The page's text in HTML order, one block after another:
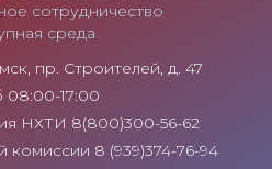
сотрудничество
среда
пр. Строителей, д. 47
08:00-17:00
НХТИ 8(800)300-56-62
8 (939)374-76-94